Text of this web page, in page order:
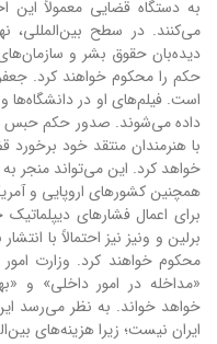
به دستگاه قضایی معمولاً این
می‌کنند. در سطح بین‌المللی،
دیده‌بان حقوق بشر و
حکم را محکوم خواهند کرد.
است. فیلم‌های او در
داده می‌شوند. صدور حکم حبس
با هنرمندان منتقد خود
خواهد کرد. این می‌تواند منجر
همچنین کشورهای اروپایی و
برای اعمال فشارهای
برلین و ونیز نیز احتمالاً با
محکوم خواهند کرد. وزارت امور
«مداخله در امور داخلی» و
خواهد خواند. به نظر می‌رسد
ایران نیست؛ زیرا هزینه‌های